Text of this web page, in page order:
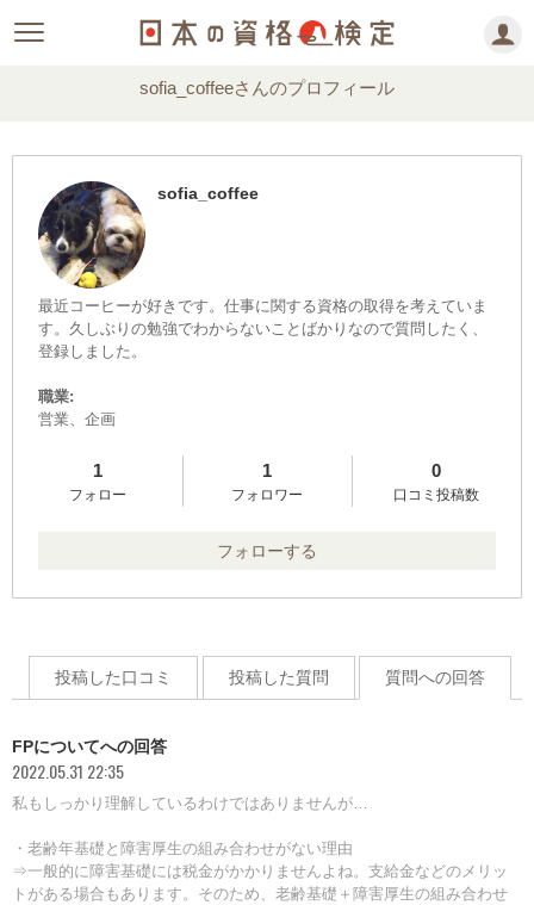
sofia_coffeeさんのプロフィール
sofia_coffee
最近コーヒーが好きです。仕事に関する資格の取得を考えていま
す。久しぶりの勉強でわからないことばかりなので質問したく、
登録しました。
職業:
営業、企画
1
フォロー
1
フォロワー
0
口コミ投稿数
フォローする
投稿した口コミ 投稿した質問 質問への回答
FPについてへの回答
2022.05.31 22:35
私もしっかり理解しているわけではありませんが…
・老齢年基礎と障害厚生の組み合わせがない理由
⇒一般的に障害基礎には税金がかかりませんよね。支給金などのメリッ
トがある場合もあります。そのため、老齢基礎＋障害厚生の組み合わせ